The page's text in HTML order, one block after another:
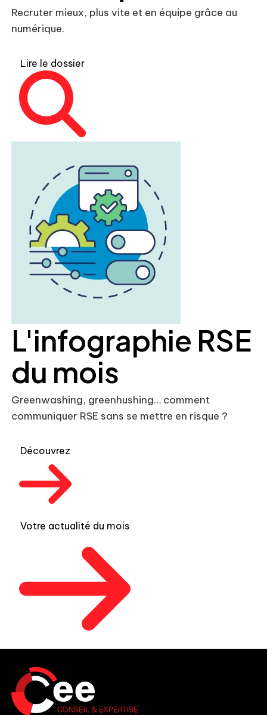
Recruter mieux, plus vite et en équipe grâce au
numérique.
Lire le dossier
L'infographie RSE
du mois
Greenwashing, greenhushing… comment
communiquer RSE sans se mettre en risque ?
Découvrez
Votre actualité du mois